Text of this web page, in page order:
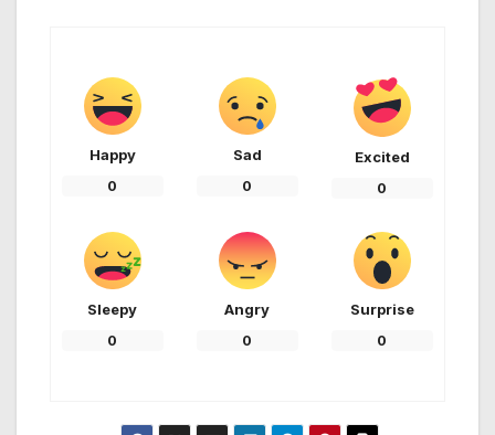
Happy
0
Sad
0
Excited
0
Sleepy
0
Angry
0
Surprise
0